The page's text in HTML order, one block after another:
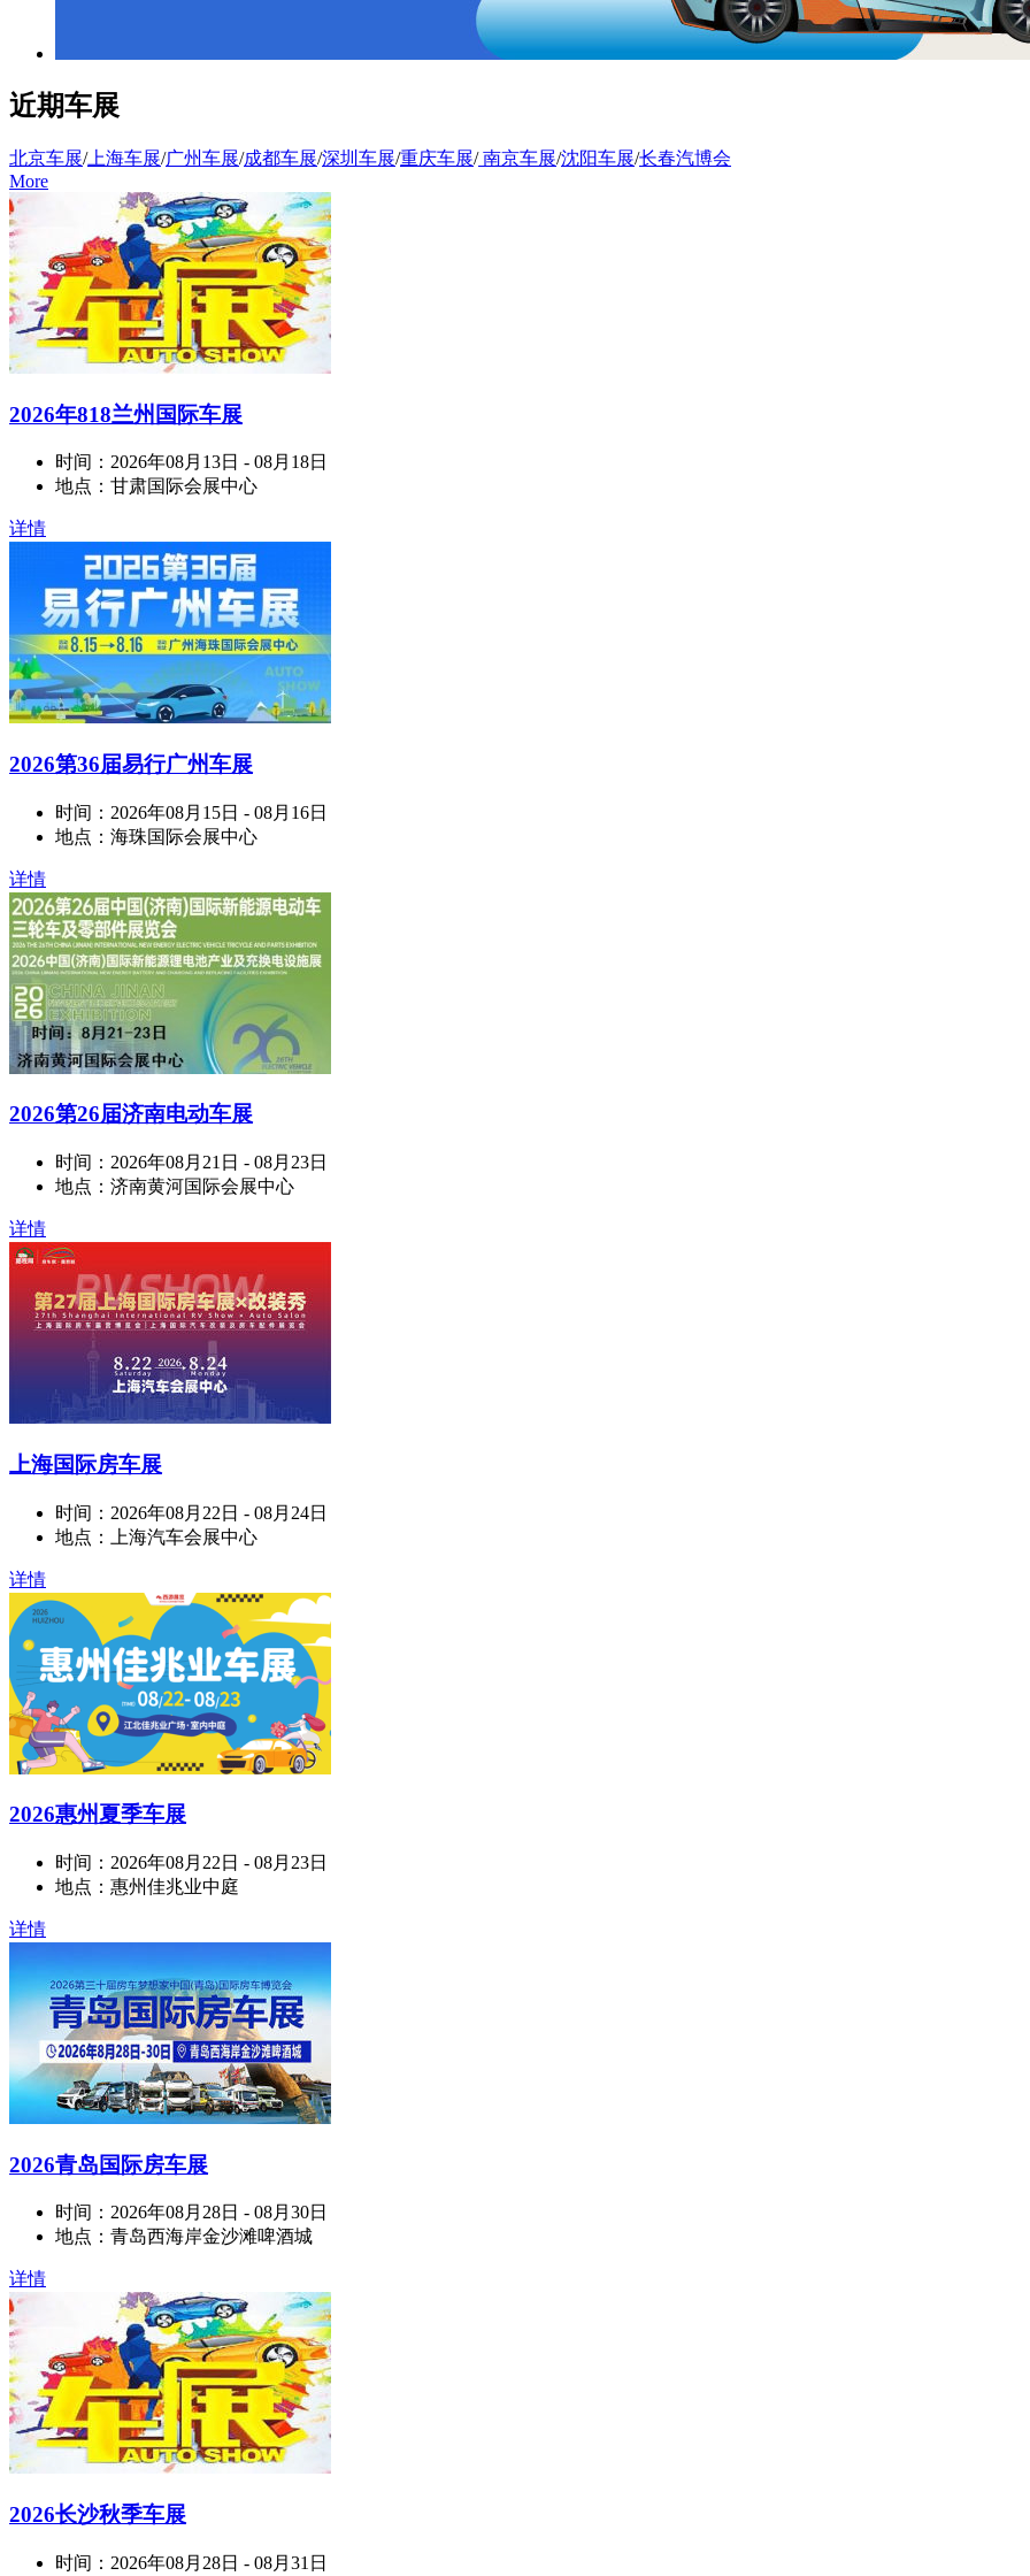
近期车展
北京车展/上海车展/广州车展/成都车展/深圳车展/重庆车展/南京车展/沈阳车展/长春汽博会
More
2026年818兰州国际车展
时间： 2026年08月13日 - 08月18日
地点： 甘肃国际会展中心
详情
2026第36届易行广州车展
时间： 2026年08月15日 - 08月16日
地点： 海珠国际会展中心
详情
2026第26届济南电动车展
时间： 2026年08月21日 - 08月23日
地点： 济南黄河国际会展中心
详情
上海国际房车展
时间： 2026年08月22日 - 08月24日
地点：
上海汽车会展中心
详情
2026惠州夏季车展
时间： 2026年08月22日 - 08月23日
地点： 惠州佳兆业中庭
详情
2026青岛国际房车展
时间： 2026年08月28日 - 08月30日
地点： 青岛西海岸金沙滩啤酒城
详情
2026长沙秋季车展
时间： 2026年08月28日 - 08月31日